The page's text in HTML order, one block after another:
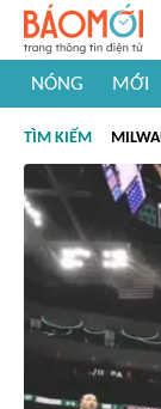
NÓNG MỚI
#Khám phá thế giới
TÌM KIẾM